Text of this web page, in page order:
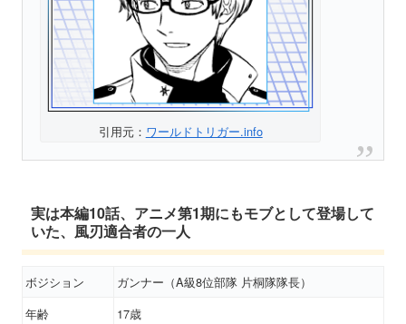
引用元： ワールドトリガー.info
実は本編10話、アニメ第1期にもモブとして登場して
いた、風刃適合者の一人
ボジション
ガンナー（A級8位部隊 片桐隊隊長）
年齢
17歳